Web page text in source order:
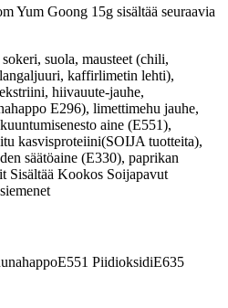
Yum Goong 15g sisältää seuraavia
suola, mausteet (chili,
kaffirlimetin lehti),
hiivauute-jauhe,
E296), limettimehu jauhe,
aine (E551),
kasvisproteiini(SOIJA tuotteita),
säätöaine (E330), paprikan
Sisältää Kookos Soijapavut
E551 PiidioksidiE635